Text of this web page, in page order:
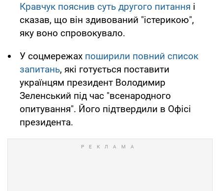
Кравчук пояснив суть другого питання і
сказав, що він здивований "істерикою",
яку воно спровокувало.
У соцмережах поширили повний список
запитань, які готується поставити
українцям президент Володимир
Зеленський під час "всенародного
опитування". Його підтвердили в Офісі
президента.